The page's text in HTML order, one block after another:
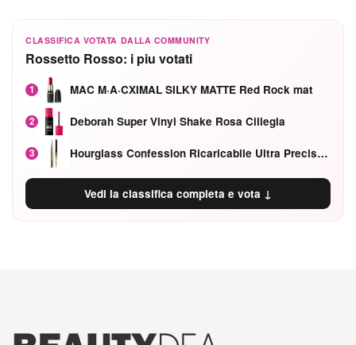
CLASSIFICA VOTATA DALLA COMMUNITY
Rossetto Rosso: i piu votati
1 MAC M·A·CXIMAL SILKY MATTE Red Rock mat
2 Deborah Super Vinyl Shake Rosa Ciliegia
3 Hourglass Confession Ricaricabile Ultra Preciso Ad Alta Intensità Secretly Classic Red
Vedi la classifica completa e vota ↓